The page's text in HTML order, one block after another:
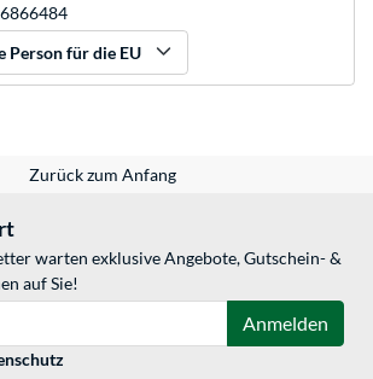
für die EU
Zurück zum Anfang
warten exklusive Angebote, Gutschein- &
auf Sie!
Anmelden